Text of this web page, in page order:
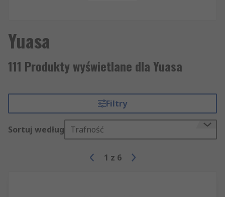
Yuasa
111 Produkty wyświetlane dla Yuasa
Filtry
Sortuj według Trafność
1 z 6